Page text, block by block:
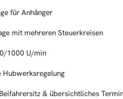
für Anhänger
mit mehreren Steuerkreisen
1000 U/min
Hubwerksregelung
& übersichtliches